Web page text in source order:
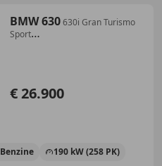
BMW 630630i Gran Turismo
Sport
€ 26.900
Benzine
190 kW (258 PK)